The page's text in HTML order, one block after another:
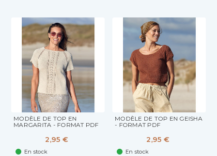
MODÈLE DE TOP EN
MARGARITA - FORMAT PDF
2,95 €
En stock
MODÈLE DE TOP EN GEISHA
- FORMAT PDF
2,95 €
En stock